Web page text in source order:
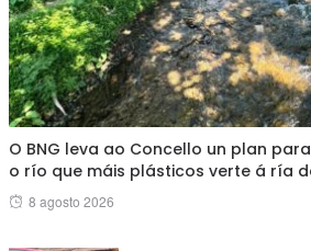
O BNG leva ao Concello un plan
o río que máis plásticos verte á ría
Posted
8 agosto 2026